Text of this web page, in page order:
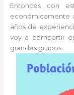
Entonces con
económicamente
años de
voy a compartir
grandes grupos: